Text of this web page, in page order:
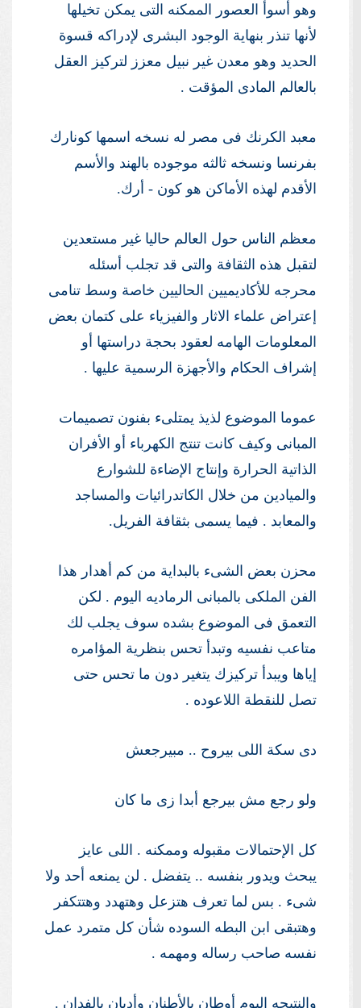
وهو أسوأ العصور الممكنه التى يمكن تخيلها
لأنها تنذر بنهاية الوجود البشرى لإدراكه قسوة
الحديد وهو معدن غير نبيل معزز لتركيز العقل
بالعالم المادى المؤقت .
معبد الكرنك فى مصر له نسخه اسمها كونارك
بفرنسا ونسخه ثالثه موجوده بالهند والأسم
الأقدم لهذه الأماكن هو كون - أرك.
معظم الناس حول العالم حاليا غير مستعدين
لتقبل هذه الثقافة والتى قد تجلب أسئله
محرجه للأكاديميين الحاليين خاصة وسط تنامى
إعتراض علماء الاثار والفيزياء على كتمان بعض
المعلومات الهامه لعقود بحجة دراستها أو
إشراف الحكام والأجهزة الرسمية عليها .
عموما الموضوع لذيذ يمتلىء بفنون تصميمات
المبانى وكيف كانت تنتج الكهرباء أو الأفران
الذاتية الحرارة وإنتاج الإضاءة للشوارع
والميادين من خلال الكاتدرائيات والمساجد
والمعابد . فيما يسمى بثقافة الفريل.
محزن بعض الشىء بالبداية من كم أهدار هذا
الفن الملكى بالمبانى الرماديه اليوم . لكن
التعمق فى الموضوع بشده سوف يجلب لك
متاعب نفسيه وتبدأ تحس بنظرية المؤامره
إياها ويبدأ تركيزك يتغير دون ما تحس حتى
تصل للنقطة اللاعوده .
دى سكة اللى بيروح .. مبيرجعش
ولو رجع مش بيرجع أبدا زى ما كان
كل الإحتمالات مقبوله وممكنه . اللى عايز
يبحث ويدور بنفسه .. يتفضل . لن يمنعه أحد ولا
شىء . بس لما تعرف هتزعل وهتهدد وهتتكفر
وهتبقى ابن البطه السوده شأن كل متمرد عمل
نفسه صاحب رساله ومهمه .
والنتيجه اليوم أوطان بالأطنان وأديان بالفدان .